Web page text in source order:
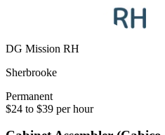
DG Mission RH
Sherbrooke
Permanent
$24 to $39 per hour